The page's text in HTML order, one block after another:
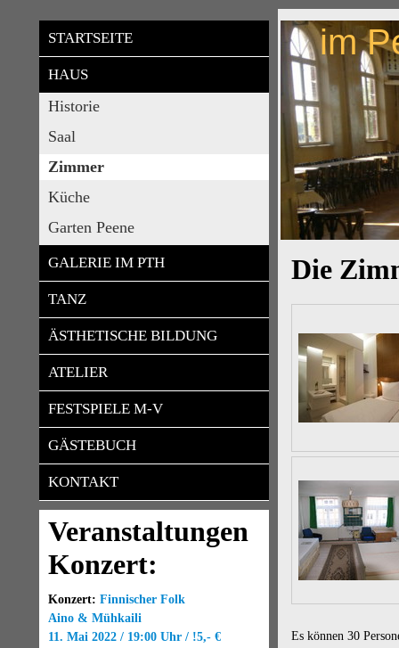
STARTSEITE
HAUS
Historie
Saal
Zimmer
Küche
Garten Peene
GALERIE IM PTH
TANZ
ÄSTHETISCHE BILDUNG
ATELIER
FESTSPIELE M-V
GÄSTEBUCH
KONTAKT
Veranstaltungen
Konzert:
Konzert: Finnischer Folk
Aino & Mühkaili
11. Mai 2022 / 19:00 Uhr / !5,- €
im
Die
Es können 30